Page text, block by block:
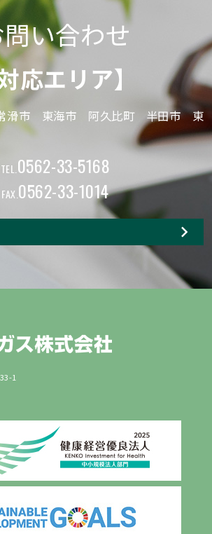
い合わせ
応エリア】
滑市 東海市 阿久比町 半田市 東
TEL. 0562-33-5168
FAX. 0562-33-1014
1